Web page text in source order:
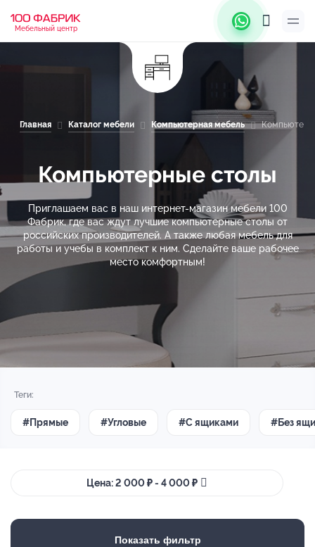
Мебельный центр
Главная Каталог мебели Компьютерная мебель
Компьютерные столы
Приглашаем вас в наш интернет-магазин мебели 100
Фабрик, где вас ждут лучшие компьютерные столы от
российских производителей. А также любая мебель для
работы и учебы в комплект к ним. Сделайте ваше рабочее
место комфортным!
Теги:
#Прямые #Угловые #С ящиками #Без
Цена: 2 000 ₽ - 4 000 ₽
Показать фильтр